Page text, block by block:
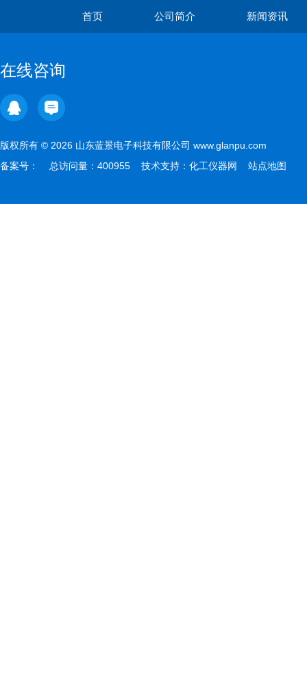
首页 公司简介 新闻资讯
在线咨询
版权所有 © 2026 山东蓝景电子科技有限公司 www.glanpu.com
备案号：
总访问量：400955 技术支持： 化工仪器网 站点地图